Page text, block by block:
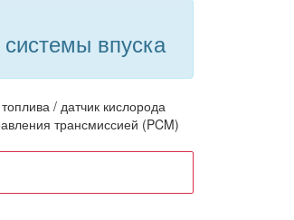
впуска
/ датчик кислорода
трансмиссией (PCM)